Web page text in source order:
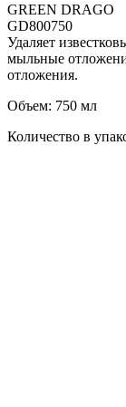
GREEN DRAGO
GD800750
Удаляет
мыльные
отложения.
Объем: 750 мл
Количество в